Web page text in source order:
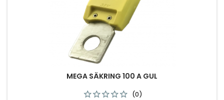
MEGA SÄKRING 100 A GUL
(0)